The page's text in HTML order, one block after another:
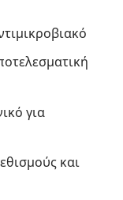
για
και